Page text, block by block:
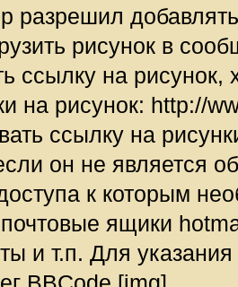
разрешил
рисунок в
ссылку на
на рисунок: http://
ссылку на
он не является
к которым
ящики
и т.п. Для